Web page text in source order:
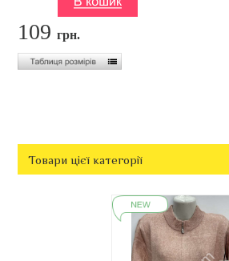
109грн.
Товари цієї категорії